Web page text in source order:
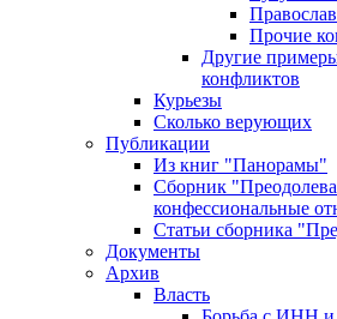
Прочие
Другие
конфликтов
Курьезы
Сколько верующих
Публикации
Из книг "Панорамы"
Сборник
конфессиональные
Статьи сборника
Документы
Архив
Власть